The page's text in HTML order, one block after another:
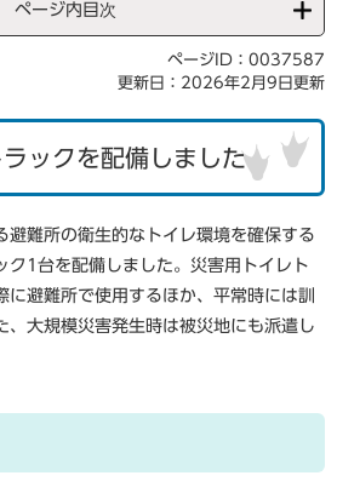
ページ内目次
ページID：0037587
更新日：2026年2月9日更新
ックを配備しました
避難所の衛生的なトイレ環境を確保する
ク1台を配備しました。災害用トイレト
に避難所で使用するほか、平常時には訓
、大規模災害発生時は被災地にも派遣し